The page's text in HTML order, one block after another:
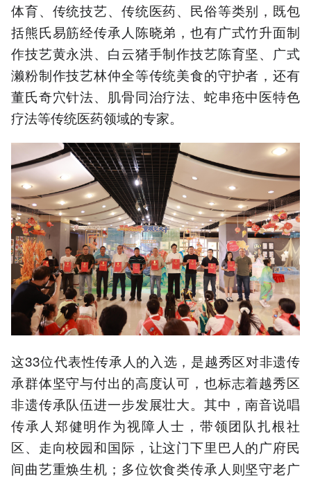
体育、传统技艺、传统医药、民俗等类别，既包
括熊氏易筋经传承人陈晓弟，也有广式竹升面制
作技艺黄永洪、白云猪手制作技艺陈育坚、广式
濑粉制作技艺林仲全等传统美食的守护者，还有
董氏奇穴针法、肌骨同治疗法、蛇串疮中医特色
疗法等传统医药领域的专家。
这33位代表性传承人的入选，是越秀区对非遗传
承群体坚守与付出的高度认可，也标志着越秀区
非遗传承队伍进一步发展壮大。其中，南音说唱
传承人郑健明作为视障人士，带领团队扎根社
区、走向校园和国际，让这门下里巴人的广府民
间曲艺重焕生机；多位饮食类传承人则坚守老广